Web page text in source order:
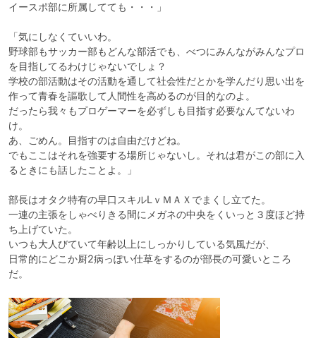
イースポ部に所属してても・・・」
「気にしなくていいわ。
野球部もサッカー部もどんな部活でも、べつにみんながみんなプロ
を目指してるわけじゃないでしょ？
学校の部活動はその活動を通して社会性だとかを学んだり思い出を
作って青春を謳歌して人間性を高めるのが目的なのよ。
だったら我々もプロゲーマーを必ずしも目指す必要なんてないわ
け。
あ、ごめん。目指すのは自由だけどね。
でもここはそれを強要する場所じゃないし。それは君がこの部に入
るときにも話したことよ。」
部長はオタク特有の早口スキルLｖＭＡＸでまくし立てた。
一連の主張をしゃべりきる間にメガネの中央をくいっと３度ほど持
ち上げていた。
いつも大人びていて年齢以上にしっかりしている気風だが、
日常的にどこか厨2病っぽい仕草をするのが部長の可愛いところ
だ。